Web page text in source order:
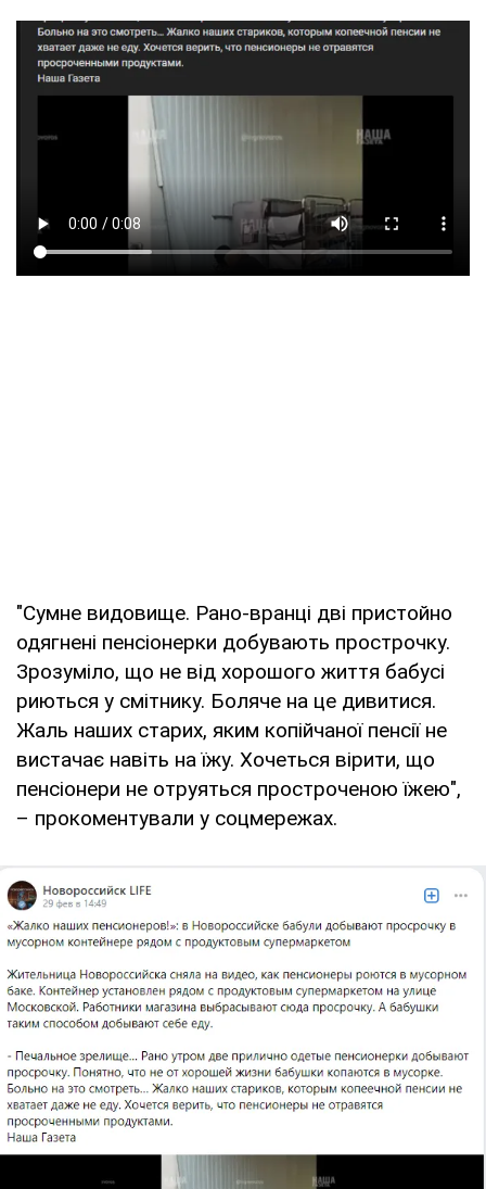
"Сумне видовище. Рано-вранці дві пристойно
одягнені пенсіонерки добувають прострочку.
Зрозуміло, що не від хорошого життя бабусі
риються у смітнику. Боляче на це дивитися.
Жаль наших старих, яким копійчаної пенсії не
вистачає навіть на їжу. Хочеться вірити, що
пенсіонери не отруяться простроченою їжею",
– прокоментували у соцмережах.